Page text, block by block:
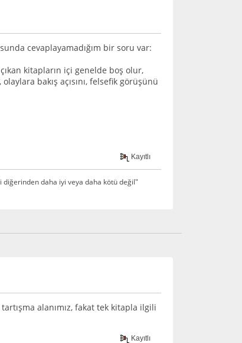
cevaplayamadığım bir soru var:
kitapların içi genelde boş olur,
bakış açısını, felsefik görüşünü
Kayıtlı
diğerinden daha iyi veya daha kötü değil"
alanımız, fakat tek kitapla ilgili
Kayıtlı